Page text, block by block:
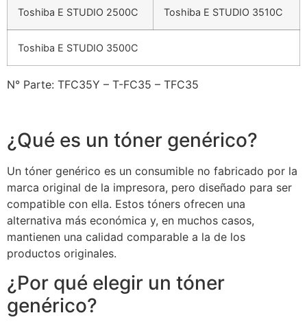
Toshiba E STUDIO 2500C Toshiba E STUDIO 3510C
Toshiba E STUDIO 3500C
N° Parte: TFC35Y – T-FC35 – TFC35
¿Qué es un tóner genérico?
Un tóner genérico es un consumible no fabricado por la
marca original de la impresora, pero diseñado para ser
compatible con ella. Estos tóners ofrecen una
alternativa más económica y, en muchos casos,
mantienen una calidad comparable a la de los
productos originales.
¿Por qué elegir un tóner
genérico?